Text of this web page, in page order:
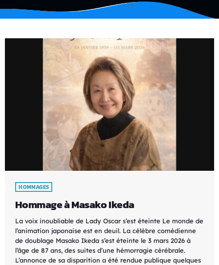
HOMMAGES
Hommage à Masako Ikeda
La voix inoubliable de Lady Oscar s’est éteinte Le monde de
l’animation japonaise est en deuil. La célèbre comédienne
de doublage Masako Ikeda s’est éteinte le 3 mars 2026 à
l’âge de 87 ans, des suites d’une hémorragie cérébrale.
L’annonce de sa disparition a été rendue publique quelques